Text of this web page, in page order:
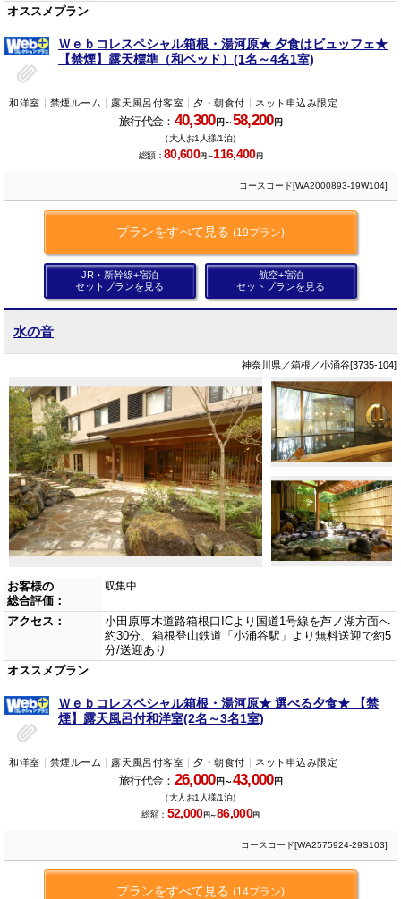
オススメプラン
Ｗｅｂコレスペシャル箱根・湯河原★ 夕食はビュッフェ★
【禁煙】露天標準（和ベッド）(1名～4名1室)
和洋室 禁煙ルーム 露天風呂付客室 夕・朝食付 ネット申込み限定
旅行代金： 40,300円～58,200円
（大人お1人様/1泊）
総額：80,600円～116,400円
コースコード[WA2000893-19W104]
プランをすべて見る (19プラン)
JR・新幹線+宿泊
セットプランを見る
航空+宿泊
セットプランを見る
水の音
神奈川県／箱根／小涌谷[3735-104]
お客様の
総合評価：
収集中
アクセス：
小田原厚木道路箱根口ICより国道1号線を芦ノ湖方面へ
約30分、箱根登山鉄道「小涌谷駅」より無料送迎で約5
分/送迎あり
オススメプラン
Ｗｅｂコレスペシャル箱根・湯河原★ 選べる夕食★ 【禁
煙】露天風呂付和洋室(2名～3名1室)
和洋室 禁煙ルーム 露天風呂付客室 夕・朝食付 ネット申込み限定
旅行代金： 26,000円～43,000円
（大人お1人様/1泊）
総額： 52,000円～86,000円
コースコード[WA2575924-29S103]
プランをすべて見る (14プラン)